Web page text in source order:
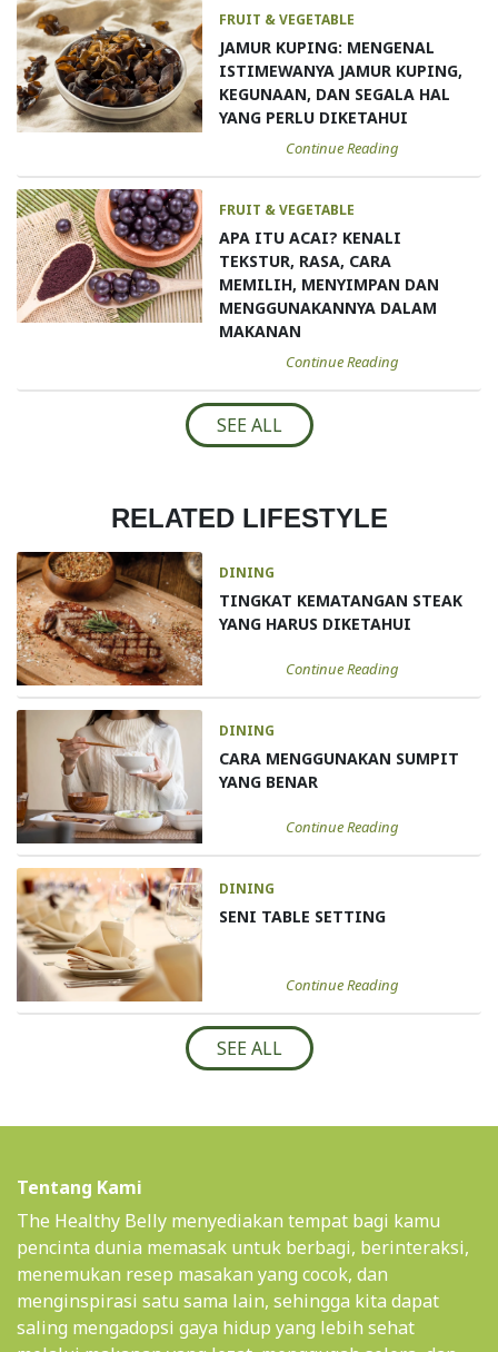
FRUIT & VEGETABLE
JAMUR KUPING: MENGENAL
ISTIMEWANYA JAMUR KUPING,
KEGUNAAN, DAN SEGALA HAL
YANG PERLU DIKETAHUI
Continue Reading
FRUIT & VEGETABLE
APA ITU ACAI? KENALI
TEKSTUR, RASA, CARA
MEMILIH, MENYIMPAN DAN
MENGGUNAKANNYA DALAM
MAKANAN
Continue Reading
SEE ALL
RELATED LIFESTYLE
DINING
TINGKAT KEMATANGAN STEAK
YANG HARUS DIKETAHUI
Continue Reading
DINING
CARA MENGGUNAKAN SUMPIT
YANG BENAR
Continue Reading
DINING
SENI TABLE SETTING
Continue Reading
SEE ALL
Tentang Kami
The Healthy Belly menyediakan tempat bagi kamu
pencinta dunia memasak untuk berbagi, berinteraksi,
menemukan resep masakan yang cocok, dan
menginspirasi satu sama lain, sehingga kita dapat
saling mengadopsi gaya hidup yang lebih sehat